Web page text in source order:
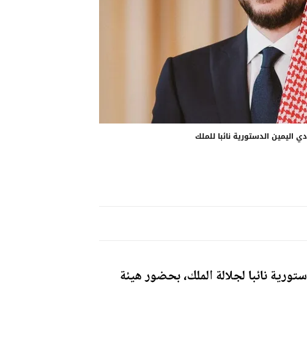
اليمين الدستورية نائبا للملك
نائبا لجلالة الملك، بحضور هيئة